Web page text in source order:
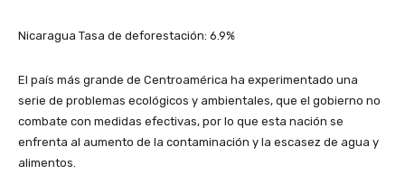
Nicaragua Tasa de deforestación: 6.9%
El país más grande de Centroamérica ha experimentado una
serie de problemas ecológicos y ambientales, que el gobierno no
combate con medidas efectivas, por lo que esta nación se
enfrenta al aumento de la contaminación y la escasez de agua y
alimentos.